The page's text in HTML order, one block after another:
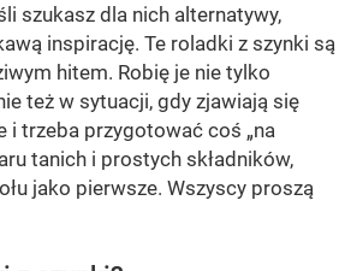
szukasz dla nich alternatywy,
inspirację. Te roladki z szynki są
hitem. Robię je nie tylko
też w sytuacji, gdy zjawiają się
i trzeba przygotować coś „na
tanich i prostych składników,
jako pierwsze. Wszyscy proszą